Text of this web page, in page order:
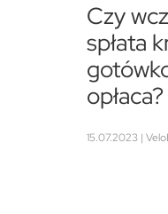
Czy
spłata
opłaca?
15.07.2023 |